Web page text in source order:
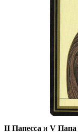
II Папесса и V Папа